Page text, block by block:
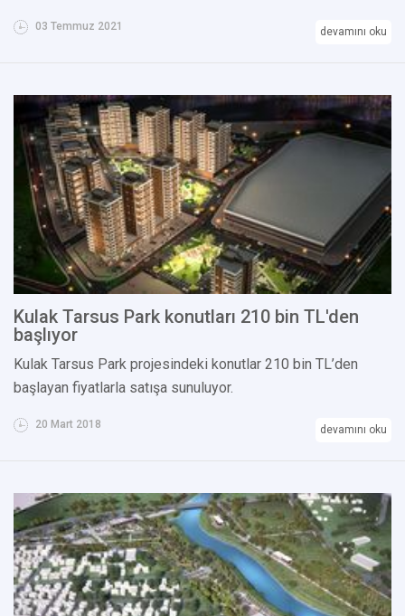
03 Temmuz 2021 devamını oku
Kulak Tarsus Park konutları 210 bin TL'den
başlıyor
Kulak Tarsus Park projesindeki konutlar 210 bin TL’den
başlayan fiyatlarla satışa sunuluyor.
20 Mart 2018 devamını oku